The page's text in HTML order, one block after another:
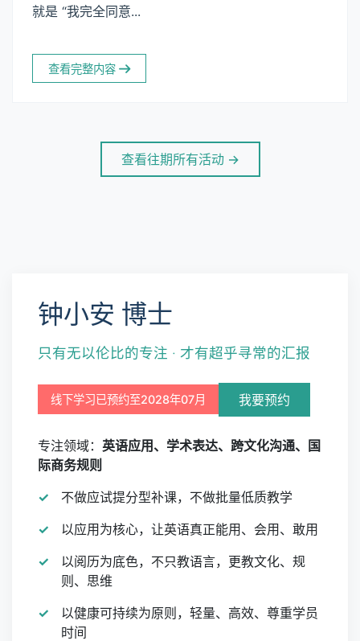
就是 “我完全同意...
查看完整内容
查看往期所有活动 →
钟小安 博士
只有无以伦比的专注 · 才有超乎寻常的汇报
线下学习已预约至2028年07月 我要预约
专注领域： 英语应用、学术表达、跨文化沟通、国
际商务规则
不做应试提分型补课，不做批量低质教学
以应用为核心，让英语真正能用、会用、敢用
以阅历为底色，不只教语言，更教文化、规
则、思维
以健康可持续为原则，轻量、高效、尊重学员
时间